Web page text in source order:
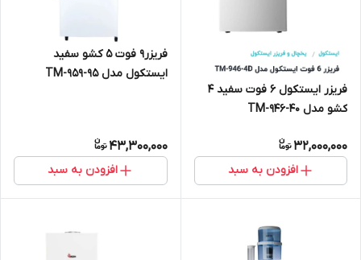
فریزر ایستکول 6 فوت سفید 4
کشو مدل TM-946-40
32,000,000
افزودن به سبد
فریزر9 فوت 5 کشو سفید
ایستکول مدل TM-959-95
43,300,000
افزودن به سبد